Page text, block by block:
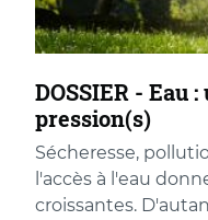
DOSSIER - Eau
pression(s)
Sécheresse,
l'accès à l'eau
croissantes.